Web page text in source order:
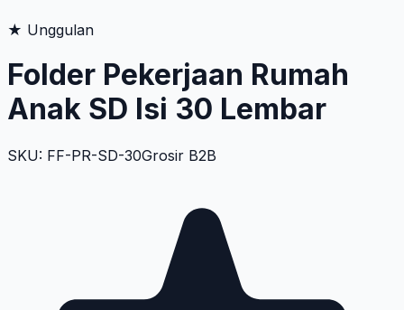
★ Unggulan
Folder Pekerjaan Rumah
Anak SD Isi 30 Lembar
SKU: FF-PR-SD-30Grosir B2B